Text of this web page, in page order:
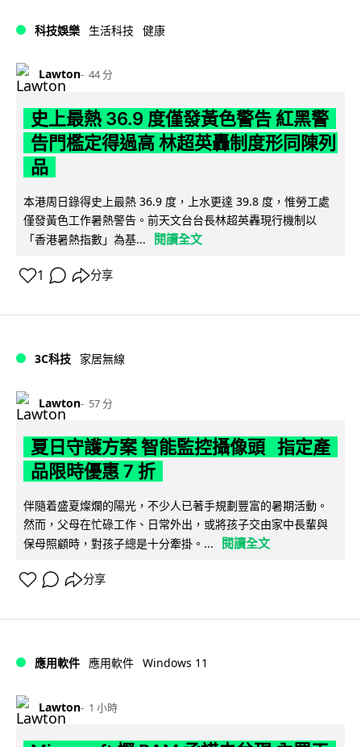
科技娛樂 生活科技 健康
Lawton 44 分
史上最熱 36.9 度僅發黃色警告 紅黑警
告門檻定得過高 林超英轟制度形同陳列
品
本港周日錄得史上最熱 36.9 度，上水更達 39.8 度，惟勞工處
僅發黃色工作暑熱警告。前天文台台長林超英轟現行機制以
「香港暑熱指數」為基...
閱讀全文
1 分享
3C科技 家居無線
Lawton 57 分
夏日守護方案 智能監控攝像頭 指定產
品限時優惠 7 折
伴隨着盛夏燦爛的陽光，不少人已著手規劃豐富的暑期活動。
然而，父母在忙碌工作、日常外出，或將孩子交由家中長輩與
保母照顧時，對孩子總是十分牽掛。...
閱讀全文
分享
應用軟件 應用軟件 Windows 11
Lawton 1 小時